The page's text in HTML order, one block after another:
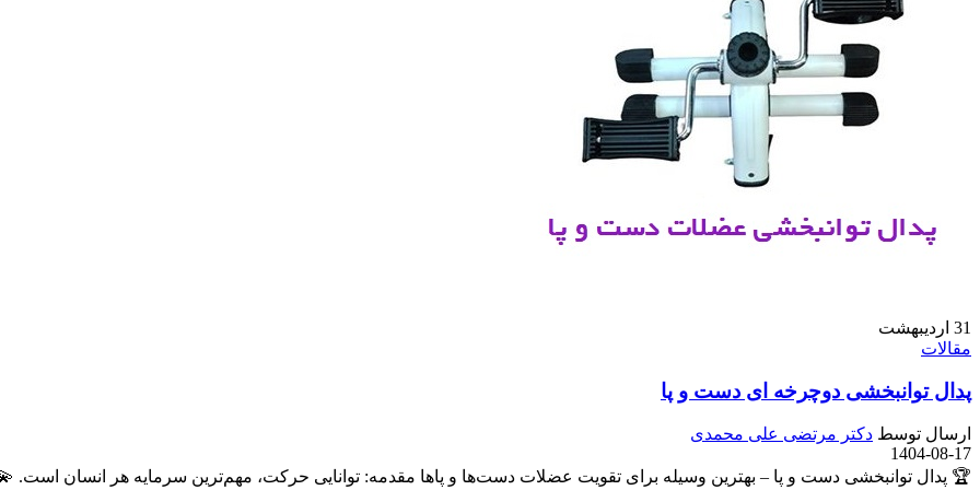
31 اردیبهشت
مقالات
پدال توانبخشی دوچرخه ای دست و پا
ارسال توسط دکتر مرتضی علی محمدی
1404-08-17
🏆 پدال توانبخشی دست و پا – بهترین وسیله برای تقویت عضلات دست‌ها و پاها مقدمه: توانایی حرکت، مهم‌ترین سرمایه هر انسان است.